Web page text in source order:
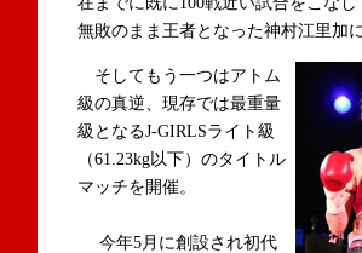
無敗のまま王者となった神村江里加
そしてもう一つはアトム
級の真逆、現存では最重量
級となるJ-GIRLSライト級
（61.23kg以下）のタイトル
マッチを開催。
今年5月に創設され初代